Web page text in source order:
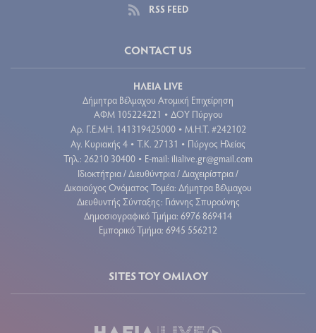
RSS FEED
CONTACT US
ΗΛΕΙΑ LIVE
Δήμητρα Βέλμαχου Ατομική Επιχείρηση
ΑΦΜ 105224221 • ΔΟΥ Πύργου
Aρ. Γ.Ε.ΜΗ. 141319425000 • Μ.Η.Τ. #242102
Αγ. Κυριακής 4 • Τ.Κ. 27131 • Πύργος Ηλείας
Τηλ.: 26210 30400 • E-mail: ilialive.gr@gmail.com
Ιδιοκτήτρια / Διευθύντρια / Διαχειρίστρια /
Δικαιούχος Ονόματος Τομέα: Δήμητρα Βέλμαχου
Διευθυντής Σύνταξης: Γιάννης Σπυρούνης
Δημοσιογραφικό Τμήμα: 6976 869414
Εμπορικό Τμήμα: 6945 556212
SITES ΤΟΥ ΟΜΙΛΟΥ